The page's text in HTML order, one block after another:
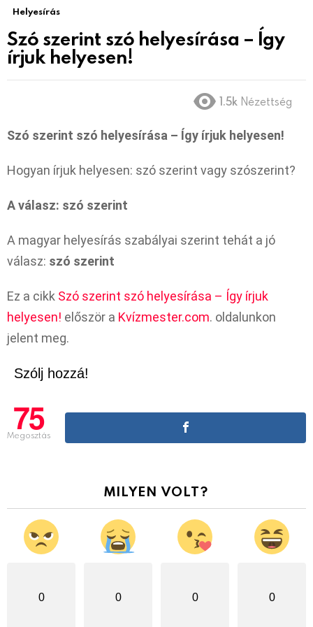
Helyesírás
Szó szerint szó helyesírása – Így
írjuk helyesen!
1.5k Nézettség
Szó szerint szó helyesírása – Így írjuk helyesen!
Hogyan írjuk helyesen: szó szerint vagy szószerint?
A válasz: szó szerint
A magyar helyesírás szabályai szerint tehát a jó
válasz: szó szerint
Ez a cikk Szó szerint szó helyesírása – Így írjuk
helyesen! először a Kvízmester.com. oldalunkon
jelent meg.
Szólj hozzá!
75
Megosztás
MILYEN VOLT?
0 0 0 0